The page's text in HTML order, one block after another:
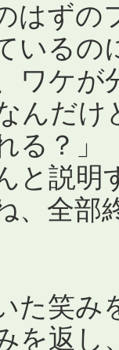
はずの
いるの
ワケが
んだ
る？」
と説
、全
た笑み
を返し